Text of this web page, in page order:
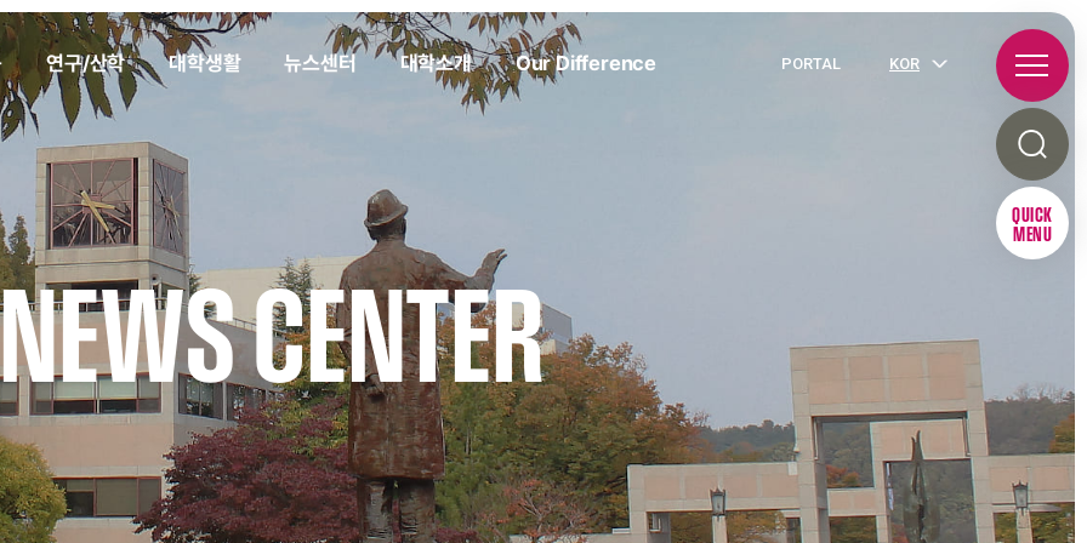
연구/산학 대학생활 뉴스센터 대학소개 Our Difference PORTAL KOR
QUICK
MENU
NEWS CENTER